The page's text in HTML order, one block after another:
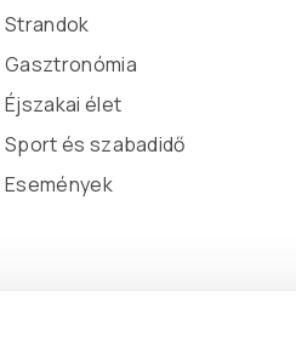
Strandok
Gasztronómia
Éjszakai élet
Sport és szabadidő
Események